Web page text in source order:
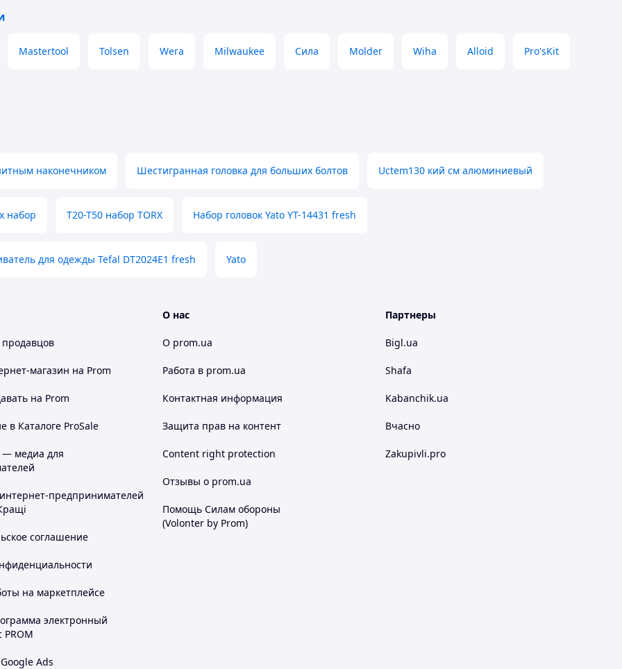
Mastertool Tolsen Wera Milwaukee Сила Molder Wiha Alloid Pro'sKit
наконечником Шестигранная головка для больших болтов Uctem130 кий см алюминиевый
набор T20-T50 набор TORX Набор головок Yato YT-14431 fresh
для одежды Tefal DT2024E1 fresh Yato
магазин на Prom
на Prom
в Каталоге ProSale
— медиа для
предпринимателей
соглашение
на маркетплейсе
электронный
PROM
Ads
О нас
О prom.ua
Работа в prom.ua
Контактная информация
Защита прав на контент
Content right protection
Отзывы о prom.ua
Помощь Силам обороны
(Volonter by Prom)
Партнеры
Bigl.ua
Shafa
Kabanchik.ua
Вчасно
Zakupivli.pro